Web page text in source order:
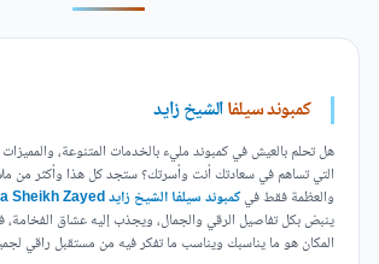
كمبوند سيلفاالشيخ زايد
هل تحلم بالعيش في كمبوند مليء بالخدمات المتنوعة، والمميزات
التي تساهم في سعادتك أنت وأسرتك؟ ستجد كل هذا وأكثر من
والعظمة فقط فيكمبوند سيلفا الشيخ زايد Silva Sheikh Zayed
ينبض بكل تفاصيل الرقي والجمال، ويجذب إليه عشاق الفخامة،
المكان هو ما يناسبك ويناسب ما تفكر فيه من مستقبل راقي